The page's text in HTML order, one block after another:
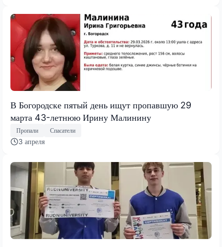
В Богородске пятый день ищут пропавшую 29
марта 43-летнюю Ирину Малинину
Пропали Спасатели
3 апреля